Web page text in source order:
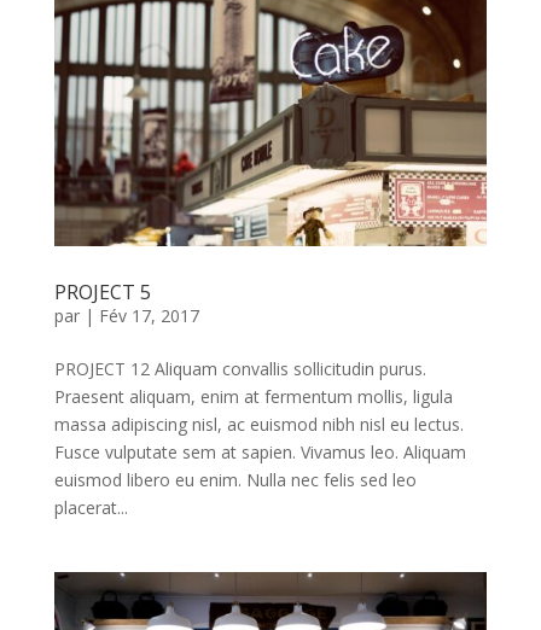
PROJECT 5
par | Fév 17, 2017
PROJECT 12 Aliquam convallis sollicitudin purus.
Praesent aliquam, enim at fermentum mollis, ligula
massa adipiscing nisl, ac euismod nibh nisl eu lectus.
Fusce vulputate sem at sapien. Vivamus leo. Aliquam
euismod libero eu enim. Nulla nec felis sed leo
placerat...